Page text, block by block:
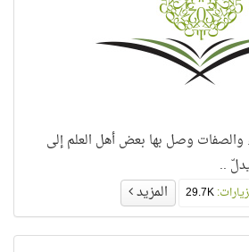
والصفات وصل بها بعض أهل العلم إلى
..
29.7K المزيد